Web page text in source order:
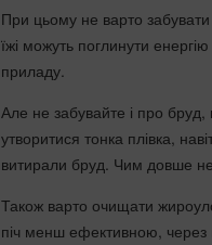
При цьому не варто
їжі можуть поглинути
приладу.
Але не забувайте і про бруд,
утворитися тонка плівка,
витирали бруд. Чим довше не
Також варто очищати
піч менш ефективною,